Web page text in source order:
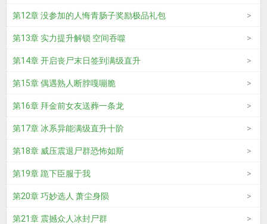
第12章 没参加的人悔青肠子奖励极品礼包
第13章 实力提升解锁 空间吞噬
第14章 开启丧尸末日签到满级直升
第15章 偶遇熟人断脖嘎嘣脆
第16章 拜金前女友送葬一条龙
第17章 冰系异能满级直升十阶
第18章 威压震退尸群恐怖如斯
第19章 跪下臣服于我
第20章 巧妙选人 萧尘身陨
第21章 震撼众人冰封尸群